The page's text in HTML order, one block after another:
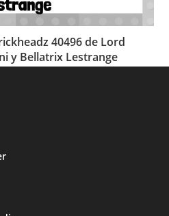
40496 de Lord
y Bellatrix Lestrange